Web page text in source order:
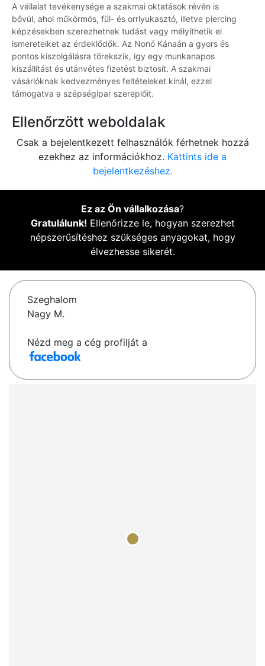
A vállalat tevékenysége a szakmai oktatások révén is
bővül, ahol műkörmös, fül- és orrlyukasztó, illetve piercing
képzésekben szerezhetnek tudást vagy mélyíthetik el
ismereteiket az érdeklődők. Az Nonó Kánaán a gyors és
pontos kiszolgálásra törekszik, így egy munkanapos
kiszállítást és utánvétes fizetést biztosít. A szakmai
vásárlóknak kedvezményes feltételeket kínál, ezzel
támogatva a szépségipar szereplőit.
Ellenőrzött weboldalak
Csak a bejelentkezett felhasználók férhetnek hozzá
ezekhez az információkhoz. Kattints ide a
bejelentkezéshez.
Ez az Ön vállalkozása?
Gratulálunk! Ellenőrizze le, hogyan szerezhet
népszerűsítéshez szükséges anyagokat, hogy
élvezhesse sikerét.
Szeghalom
Nagy M.
Nézd meg a cég profilját a